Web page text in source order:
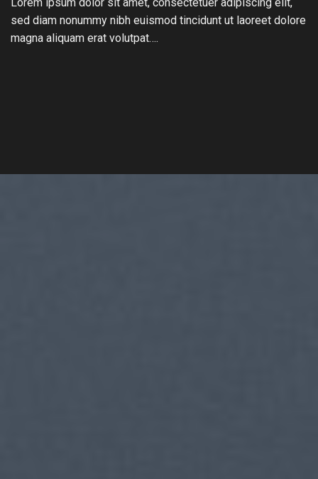
sed diam nonummy nibh euismod tincidunt ut laoreet dolore
magna aliquam erat volutpat….